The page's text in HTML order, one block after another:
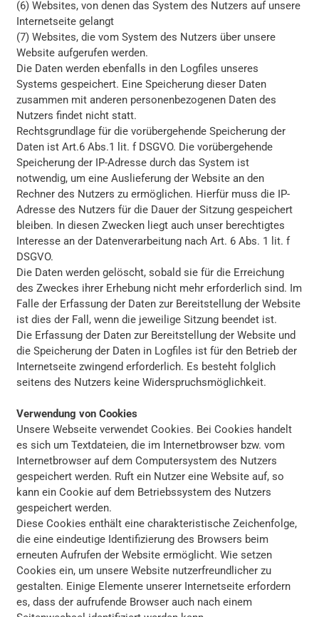
(6) Websites, von denen das System des Nutzers auf unsere
Internetseite gelangt
(7) Websites, die vom System des Nutzers über unsere
Website aufgerufen werden.
Die Daten werden ebenfalls in den Logfiles unseres
Systems gespeichert. Eine Speicherung dieser Daten
zusammen mit anderen personenbezogenen Daten des
Nutzers findet nicht statt.
Rechtsgrundlage für die vorübergehende Speicherung der
Daten ist Art.6 Abs.1 lit. f DSGVO. Die vorübergehende
Speicherung der IP-Adresse durch das System ist
notwendig, um eine Auslieferung der Website an den
Rechner des Nutzers zu ermöglichen. Hierfür muss die IP-
Adresse des Nutzers für die Dauer der Sitzung gespeichert
bleiben. In diesen Zwecken liegt auch unser berechtigtes
Interesse an der Datenverarbeitung nach Art. 6 Abs. 1 lit. f
DSGVO.
Die Daten werden gelöscht, sobald sie für die Erreichung
des Zweckes ihrer Erhebung nicht mehr erforderlich sind. Im
Falle der Erfassung der Daten zur Bereitstellung der Website
ist dies der Fall, wenn die jeweilige Sitzung beendet ist.
Die Erfassung der Daten zur Bereitstellung der Website und
die Speicherung der Daten in Logfiles ist für den Betrieb der
Internetseite zwingend erforderlich. Es besteht folglich
seitens des Nutzers keine Widerspruchsmöglichkeit.
Verwendung von Cookies
Unsere Webseite verwendet Cookies. Bei Cookies handelt
es sich um Textdateien, die im Internetbrowser bzw. vom
Internetbrowser auf dem Computersystem des Nutzers
gespeichert werden. Ruft ein Nutzer eine Website auf, so
kann ein Cookie auf dem Betriebssystem des Nutzers
gespeichert werden.
Diese Cookies enthält eine charakteristische Zeichenfolge,
die eine eindeutige Identifizierung des Browsers beim
erneuten Aufrufen der Website ermöglicht. Wie setzen
Cookies ein, um unsere Website nutzerfreundlicher zu
gestalten. Einige Elemente unserer Internetseite erfordern
es, dass der aufrufende Browser auch nach einem